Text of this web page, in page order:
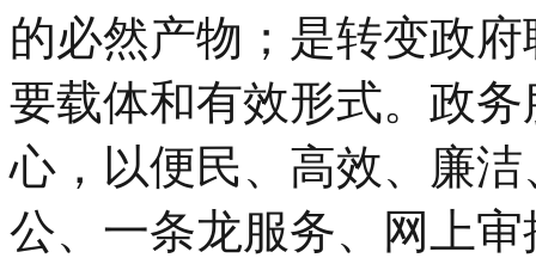
的必然产物；是转变政
要载体和有效形式。政
心，以便民、高效、廉
公、一条龙服务、网上